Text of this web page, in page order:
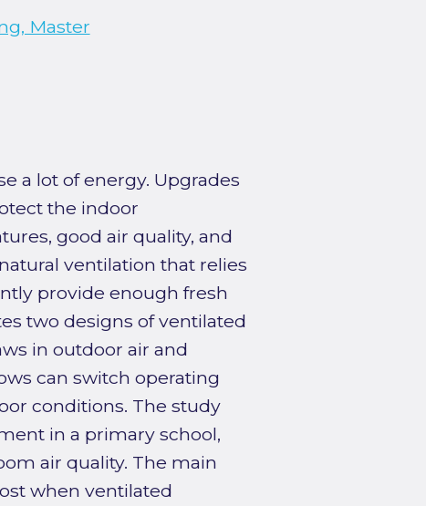
Master
a lot of energy. Upgrades
the indoor
good air quality, and
ventilation that relies
provide enough fresh
two designs of ventilated
in outdoor air and
can switch operating
conditions. The study
in a primary school,
air quality. The main
when ventilated